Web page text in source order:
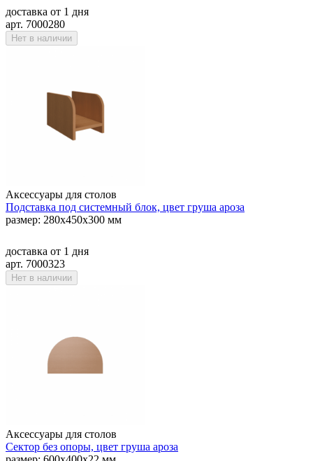
доставка от 1 дня
арт. 7000280
Нет в наличии
Аксессуары для столов
Подставка под системный блок, цвет груша ароза
размер: 280х450х300 мм
доставка от 1 дня
арт. 7000323
Нет в наличии
Аксессуары для столов
Сектор без опоры, цвет груша ароза